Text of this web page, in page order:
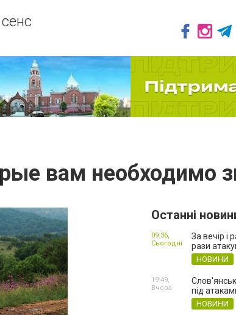
вам необходимо
Останні
За вечір і
рази
НОВИНИ
09:36,
Сьогодні
під
НОВИНИ
19:49,
Вчора